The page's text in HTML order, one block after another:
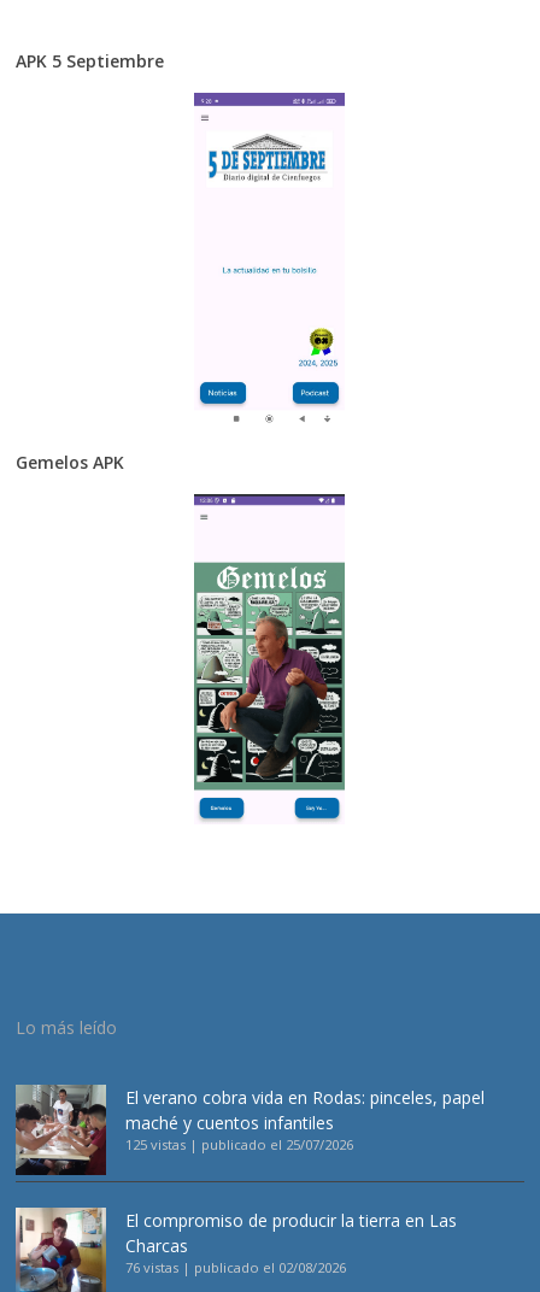
APK 5 Septiembre
Gemelos APK
Lo más leído
El verano cobra vida en Rodas: pinceles, papel
maché y cuentos infantiles
125 vistas | publicado el 25/07/2026
El compromiso de producir la tierra en Las
Charcas
76 vistas | publicado el 02/08/2026